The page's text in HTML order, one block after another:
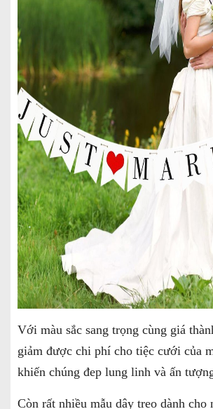
Với màu sắc sang trọng cùng giá
giảm được chi phí cho tiệc cưới của
khiến chúng đep lung linh và ấn
Còn rất nhiều mẫu dây treo dành cho